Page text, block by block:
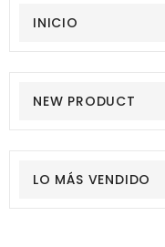
INICIO
NEW PRODUCT
LO MÁS VENDIDO